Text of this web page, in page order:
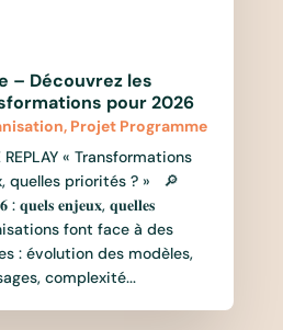
– Découvrez les
pour 2026
, Projet Programme
REPLAY « Transformations
quelles priorités ? » 🔎
𝐪𝐮𝐞𝐥𝐬 𝐞𝐧𝐣𝐞𝐮𝐱, 𝐪𝐮𝐞𝐥𝐥𝐞𝐬
font face à des
: évolution des modèles,
complexité...